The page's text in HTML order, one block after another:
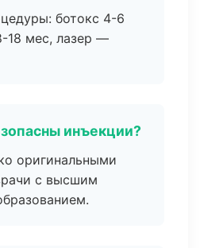
ботокс 4-6
18 мес, лазер —
инъекции?
оригинальными
с высшим